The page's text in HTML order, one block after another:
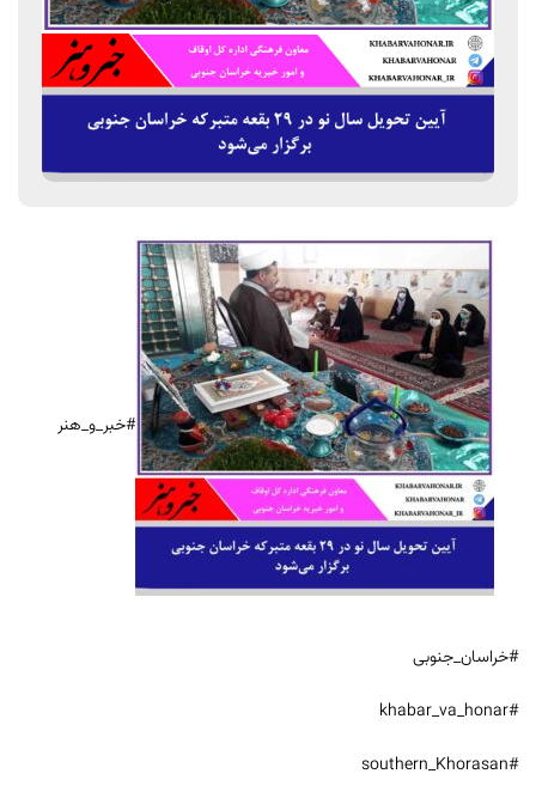
#خبر_و_هنر
#خراسان_جنوبی
#khabar_va_honar
#southern_Khorasan